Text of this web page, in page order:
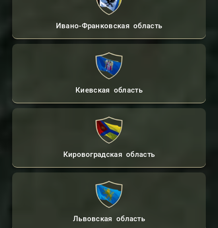
Ивано-Франковская область
Киевская область
Кировоградская область
Львовская область